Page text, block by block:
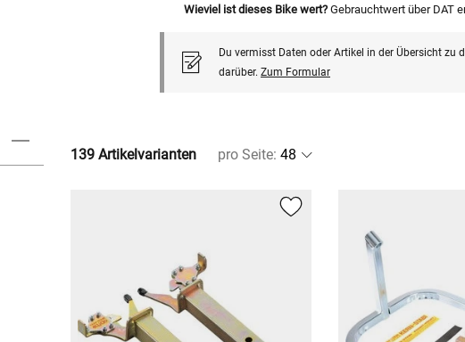
Wieviel ist dieses Bike wert? Gebrauchtwert über DAT
Du vermisst Daten oder Artikel in der Übersicht zu
darüber. Zum Formular
139 Artikelvarianten pro Seite: